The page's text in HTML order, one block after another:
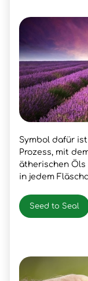
Symbol dafür ist
Prozess, mit
ätherischen
in jedem
Seed to Seal